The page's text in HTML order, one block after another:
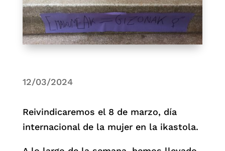
12/03/2024
Reivindicaremos el 8 de marzo, día
internacional de la mujer en la ikastola.